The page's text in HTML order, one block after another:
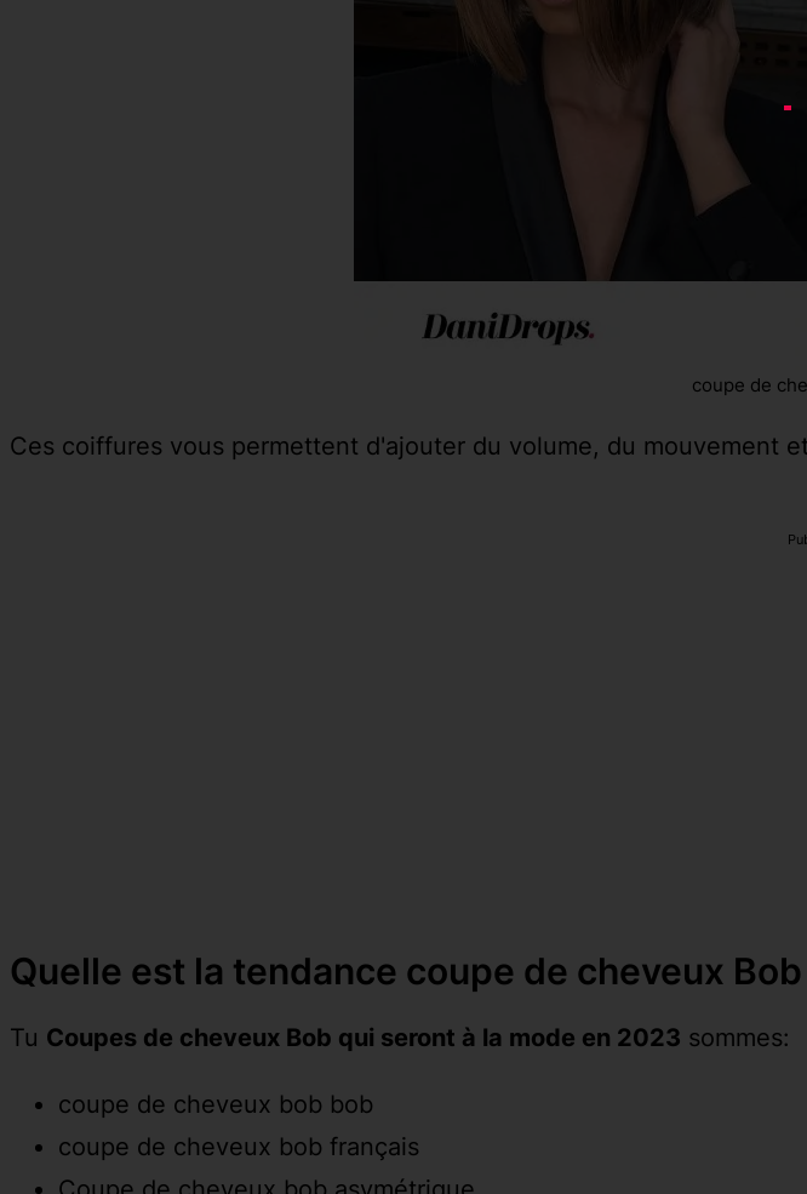
coupe de
Ces coiffures vous permettent d'ajouter du volume, du mouvement
Quelle est la tendance coupe de cheveux
Tu Coupes de cheveux Bob qui seront à la mode en 2023 sommes:
coupe de cheveux bob bob
coupe de cheveux bob français